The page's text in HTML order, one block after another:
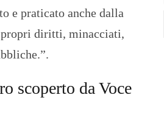
e praticato anche dalla
propri diritti, minacciati,
scoperto da Voce